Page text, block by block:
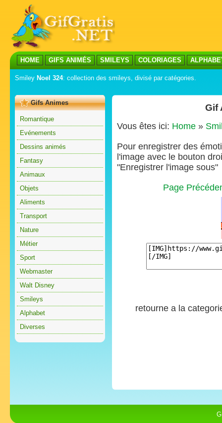
HOME GIFS ANIMÉS SMILEYS COLORIAGES
Smiley Noel 324: collection des smileys, divisé par catégories.
Gifs Animes
Romantique
Evénements
Dessins animés
Fantasy
Animaux
Objets
Aliments
Transport
Nature
Métier
Sport
Webmaster
Walt Disney
Smileys
Alphabet
Diverses
Gif
Vous êtes ici: Home »
Pour enregistrer des
l'image avec le bouton
"Enregistrer l'image sous"
Page
retourne a la